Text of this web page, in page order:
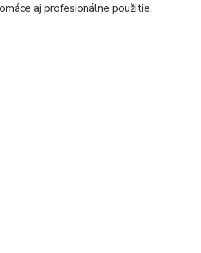
aj profesionálne použitie.